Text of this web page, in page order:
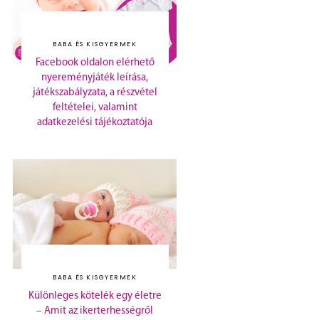
BABA ÉS KISGYERMEK
Facebook oldalon elérhető
nyereményjáték leírása,
játékszabályzata, a részvétel
feltételei, valamint
adatkezelési tájékoztatója
BABA ÉS KISGYERMEK
Különleges kötelék egy életre
– Amit az ikerterhességről